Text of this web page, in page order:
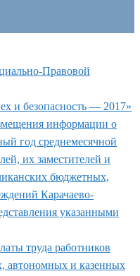
Правовой
и безопасность — 2017»
информации о
год среднемесячной
их заместителей и
бюджетных,
Карачаево-
указанными
труда работников
автономных и казенных